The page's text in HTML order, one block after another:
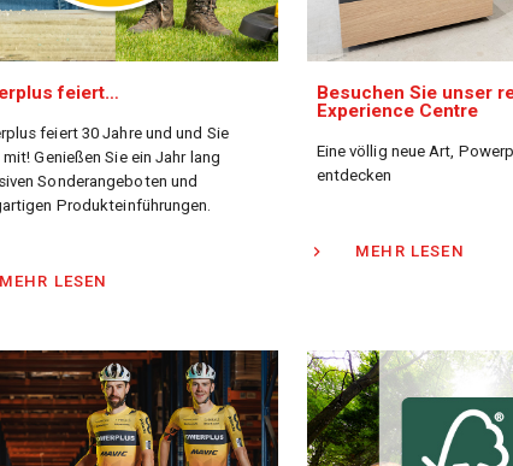
feiert…
feiert 30 Jahre und und Sie
Genießen Sie ein Jahr lang
Sonderangeboten und
Produkteinführungen.
MEHR LESEN
Besuchen Sie unser
Experience Centre
Eine völlig neue Art,
entdecken
MEHR LESEN